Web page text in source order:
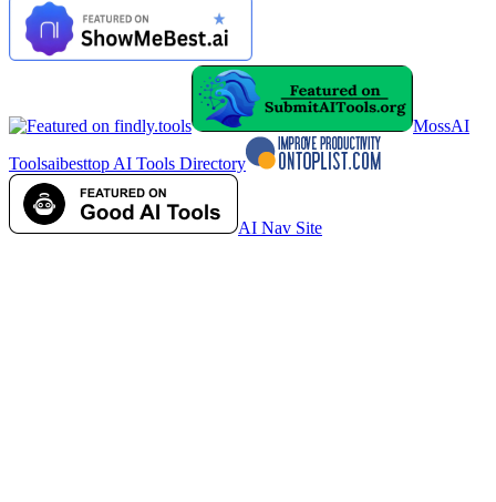
MossAI
Toolsaibesttop AI Tools Directory
AI Nav Site